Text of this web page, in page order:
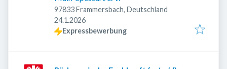
97833 Frammersbach, Deutschland
Veröffentlicht
24.1.2026
Expressbewerbung